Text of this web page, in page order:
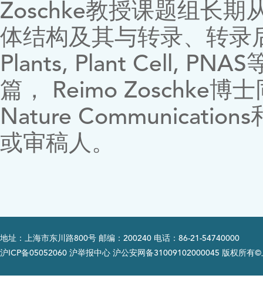
Zoschke教授课题组长期
体结构及其与转录、转
Plants, Plant Cell, PNAS
篇， Reimo Zoschke博
Nature Communications
或审稿人。
地址：上海市东川路800号 邮编：200240 电话：86-21-54740000
沪ICP备05052060 沪举报中心 沪公安网备31009102000045 版权所有©